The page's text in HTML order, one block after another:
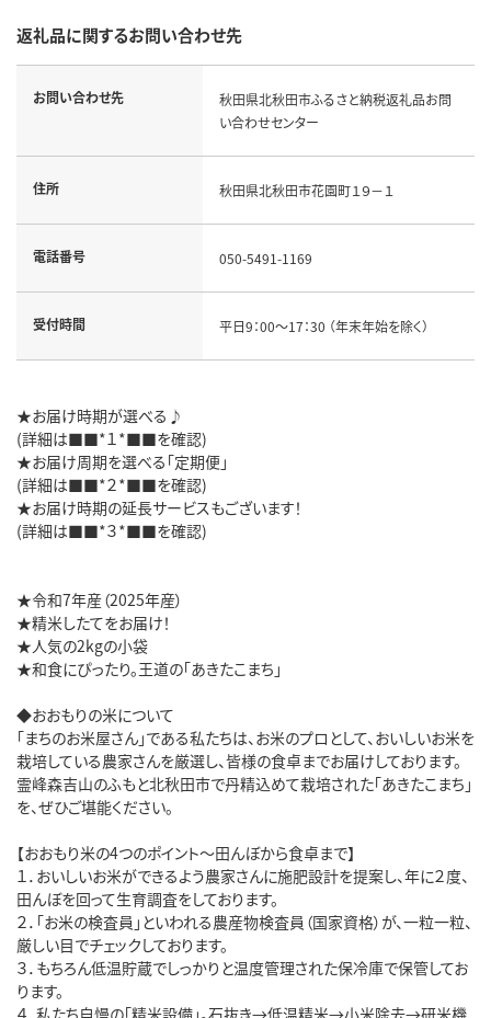
返礼品に関するお問い合わせ先
お問い合わせ先
秋田県北秋田市ふるさと納税返礼品お問
い合わせセンター
住所 秋田県北秋田市花園町１９－１
電話番号 050-5491-1169
受付時間 平日9：00～17：30 （年末年始を除く）
★お届け時期が選べる♪
(詳細は■■*１*■■を確認)
★お届け周期を選べる「定期便」
(詳細は■■*２*■■を確認)
★お届け時期の延長サービスもございます！
(詳細は■■*３*■■を確認)
★令和7年産（2025年産）
★精米したてをお届け！
★人気の2kgの小袋
★和食にぴったり。王道の「あきたこまち」
◆おおもりの米について
「まちのお米屋さん」である私たちは、お米のプロとして、おいしいお米を
栽培している農家さんを厳選し、皆様の食卓までお届けしております。
霊峰森吉山のふもと北秋田市で丹精込めて栽培された「あきたこまち」
を、ぜひご堪能ください。
【おおもり米の4つのポイント～田んぼから食卓まで】
１．おいしいお米ができるよう農家さんに施肥設計を提案し、年に２度、
田んぼを回って生育調査をしております。
２．「お米の検査員」といわれる農産物検査員（国家資格）が、一粒一粒、
厳しい目でチェックしております。
３．もちろん低温貯蔵でしっかりと温度管理された保冷庫で保管してお
ります。
４．私たち自慢の「精米設備」。石抜き→低温精米→小米除去→研米機